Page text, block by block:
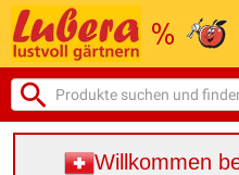
Willkommen